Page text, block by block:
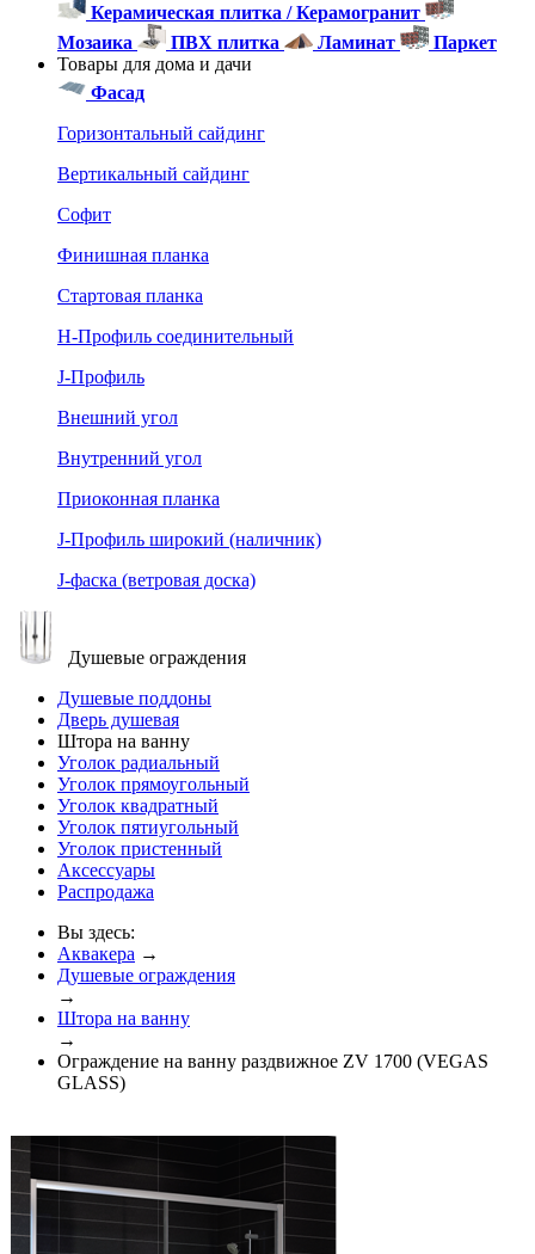
Керамическая плитка / Керамогранит
Мозаика
ПВХ плитка Ламинат
Паркет
Товары для дома и дачи
Фасад
Горизонтальный сайдинг
Вертикальный сайдинг
Софит
Финишная планка
Стартовая планка
Н-Профиль соединительный
J-Профиль
Внешний угол
Внутренний угол
Приоконная планка
J-Профиль широкий (наличник)
J-фаска (ветровая доска)
Душевые ограждения
Душевые поддоны
Дверь душевая
Штора на ванну
Уголок радиальный
Уголок прямоугольный
Уголок квадратный
Уголок пятиугольный
Уголок пристенный
Аксессуары
Распродажа
Вы здесь:
Аквакера →
Душевые ограждения
→
Штора на ванну
→
Ограждение на ванну раздвижное ZV 1700 (VEGAS
GLASS)